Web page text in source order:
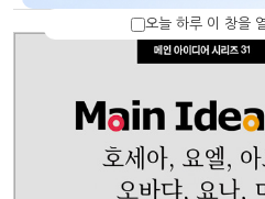
오늘 하루 이 창을